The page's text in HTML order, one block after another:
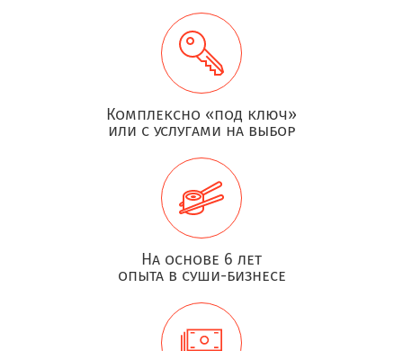
Комплексно «под ключ»
или с услугами на выбор
На основе 6 лет
опыта в суши-бизнесе